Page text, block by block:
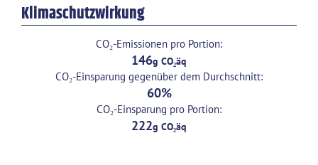
Klimaschutzwirkung
CO₂-Emissionen pro Portion:
146
CO₂-Einsparung gegenüber dem Durchschnitt:
60
CO₂-Einsparung pro Portion:
222